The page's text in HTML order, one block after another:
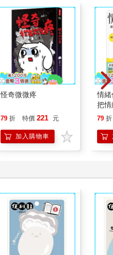
怪奇微微疼
79 折 特價 221 元
加入購物車
情
把
誰
79 折